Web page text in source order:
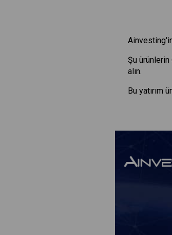
Şu ürünlerin
alın.
Bu yatırım